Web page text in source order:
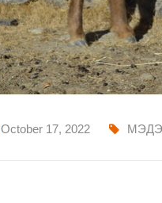
October 17, 2022